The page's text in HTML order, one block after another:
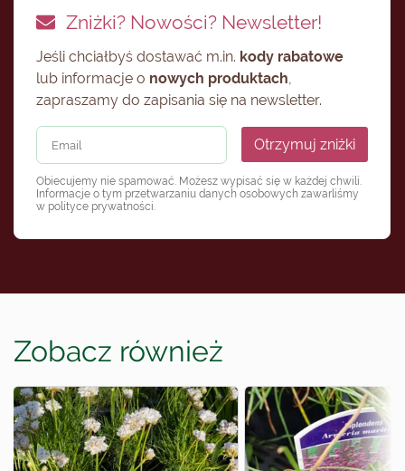
Zniżki? Nowości? Newsletter!
Jeśli chciałbyś dostawać m.in. kody rabatowe
lub informacje o nowych produktach
zapraszamy do zapisania się na newsletter.
Otrzymuj zniżki
Obiecujemy nie spamować. Możesz wypisać się w każdej chwili.
Informacje o tym przetwarzaniu danych osobowych zawarliśmy
w polityce prywatności
Zobacz również